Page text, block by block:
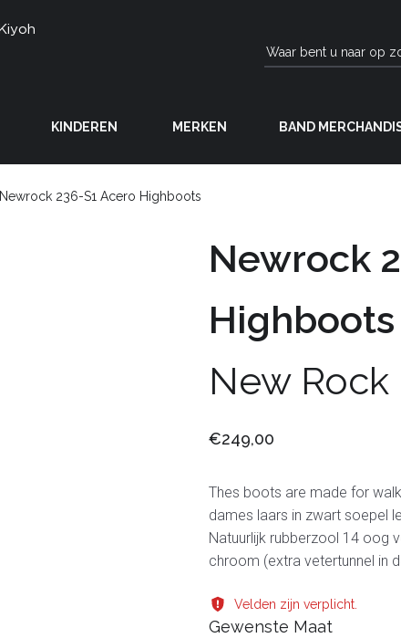
KINDEREN MERKEN BAND
Newrock 236-S1 Acero Highboots
Newrock
Highboots
New Rock
€249,00
Thes boots are made for
dames laars in zwart soepel
Natuurlijk rubberzool 14 oog
chroom (extra vetertunnel in
Velden zijn verplicht.
Gewenste Maat